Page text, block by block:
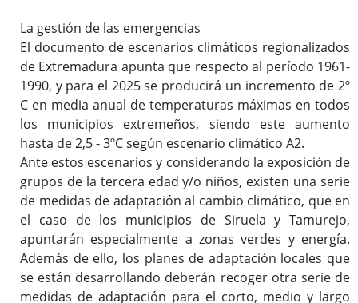
La gestión de las emergencias
El documento de escenarios climáticos regionalizados
de Extremadura apunta que respecto al período 1961-
1990, y para el 2025 se producirá un incremento de 2º
C en media anual de temperaturas máximas en todos
los municipios extremeños, siendo este aumento
hasta de 2,5 - 3ºC según escenario climático A2.
Ante estos escenarios y considerando la exposición de
grupos de la tercera edad y/o niños, existen una serie
de medidas de adaptación al cambio climático, que en
el caso de los municipios de Siruela y Tamurejo,
apuntarán especialmente a zonas verdes y energía.
Además de ello, los planes de adaptación locales que
se están desarrollando deberán recoger otra serie de
medidas de adaptación para el corto, medio y largo